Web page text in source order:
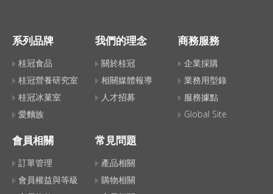
系列品牌
桂冠食品
桂冠營養研究室
桂冠冰菓室
愛麵族
我們的理念
關於桂冠
相關媒體報導
人才招募
商務服務
企業採購
業務用型錄
服務據點
Global Site
會員相關
訂單管理
會員權益與等級
常見問題
產品相關
購物相關